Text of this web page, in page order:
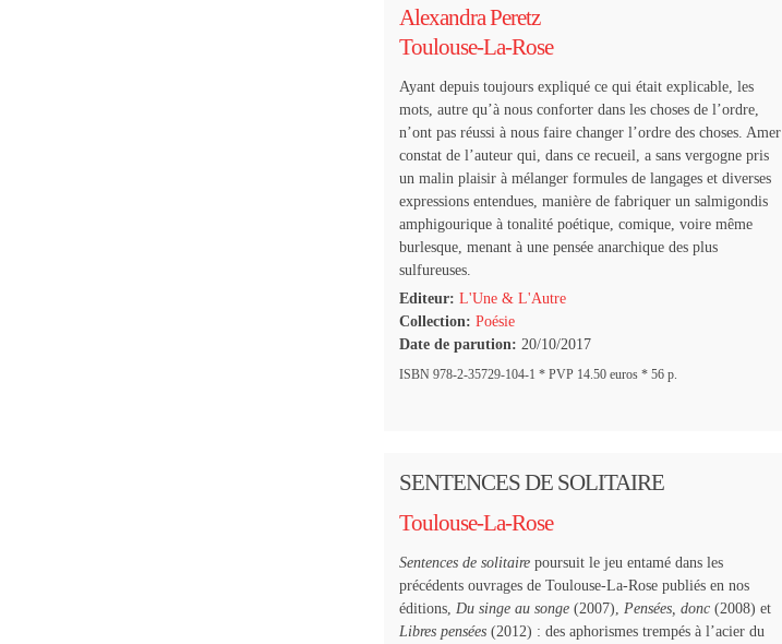
Alexandra Peretz
Toulouse-La-Rose
Ayant depuis toujours expliqué ce qui était explicable, les
mots, autre qu’à nous conforter dans les choses de l’ordre,
n’ont pas réussi à nous faire changer l’ordre des choses. Amer
constat de l’auteur qui, dans ce recueil, a sans vergogne pris
un malin plaisir à mélanger formules de langages et diverses
expressions entendues, manière de fabriquer un salmigondis
amphigourique à tonalité poétique, comique, voire même
burlesque, menant à une pensée anarchique des plus
sulfureuses.
Editeur: L'Une & L'Autre
Collection: Poésie
Date de parution: 20/10/2017
ISBN 978-2-35729-104-1 * PVP 14.50 euros * 56 p.
SENTENCES DE SOLITAIRE
Toulouse-La-Rose
Sentences de solitaire poursuit le jeu entamé dans les
précédents ouvrages de Toulouse-La-Rose publiés en nos
éditions, Du singe au songe (2007), Pensées, donc (2008) et
Libres pensées (2012) : des aphorismes trempés à l’acier du